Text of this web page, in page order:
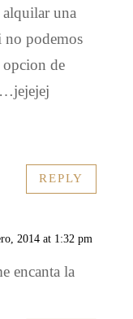
una
no podemos
de
REPLY
2014 at 1:32 pm
encanta la